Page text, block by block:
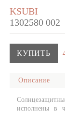
KSUBI
1302580 002
КУПИТЬ
Описание
исполнены в